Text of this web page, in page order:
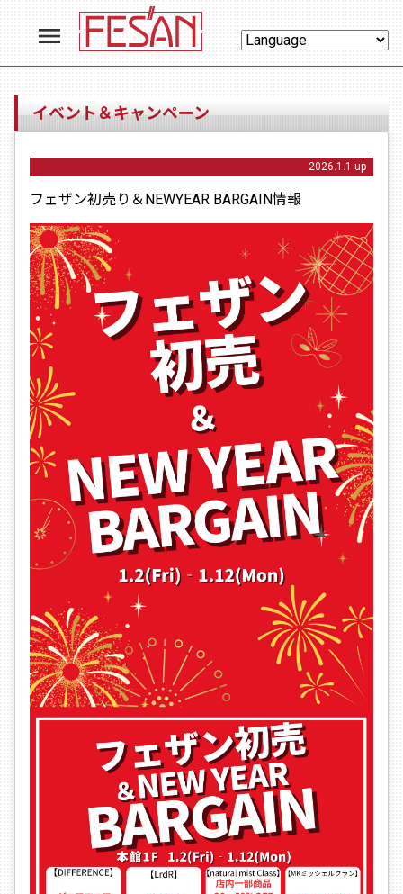
menu
イベント＆キャンペーン
2026.1.1 up
フェザン初売り＆NEWYEAR BARGAIN情報